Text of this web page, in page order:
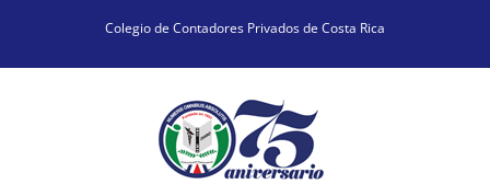
content
Colegio de Contadores Privados de Costa Rica